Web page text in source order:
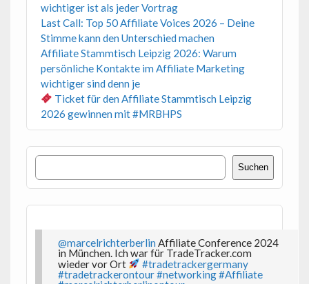
wichtiger ist als jeder Vortrag
Last Call: Top 50 Affiliate Voices 2026 – Deine
Stimme kann den Unterschied machen
Affiliate Stammtisch Leipzig 2026: Warum
persönliche Kontakte im Affiliate Marketing
wichtiger sind denn je
Ticket für den Affiliate Stammtisch Leipzig
2026 gewinnen mit #MRBHPS
Suchen
Suchen
@marcelrichterberlin Affiliate Conference 2024
in München. Ich war für TradeTracker.com
wieder vor Ort
#tradetrackergermany
#tradetrackerontour#networking#Affiliate